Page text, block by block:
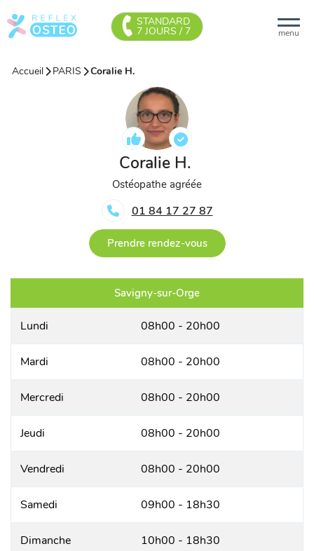
menu
STANDARD
7 JOURS / 7
Accueil PARIS Coralie H.
Coralie H.
Ostéopathe agréée
01 84 17 27 87
Prendre rendez-vous
Savigny-sur-Orge
Lundi 08h00 - 20h00
Mardi 08h00 - 20h00
Mercredi 08h00 - 20h00
Jeudi 08h00 - 20h00
Vendredi 08h00 - 20h00
Samedi 09h00 - 18h30
Dimanche 10h00 - 18h30